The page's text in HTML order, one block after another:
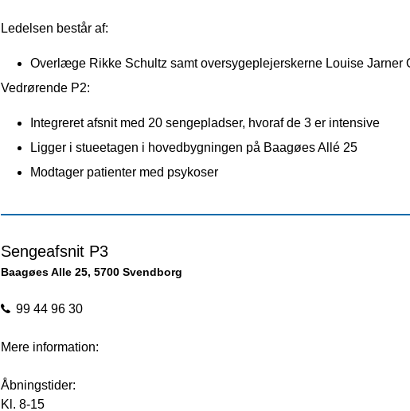
Ledelsen består af:
Overlæge Rikke Schultz samt oversygeplejerskerne Louise Jarner
Vedrørende P2:
Integreret afsnit med 20 sengepladser, hvoraf de 3 er intensive
Ligger i stueetagen i hovedbygningen på Baagøes Allé 25
Modtager patienter med psykoser
Sengeafsnit P3
Baagøes Alle 25, 5700 Svendborg
99 44 96 30
Mere information:
Åbningstider:
Kl. 8-15